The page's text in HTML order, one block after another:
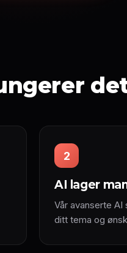
2
AI lager
Vår avanserte
ditt tema og